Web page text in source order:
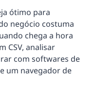
ótimo para
negócio costuma
chega a hora
CSV, analisar
com softwares de
um navegador de